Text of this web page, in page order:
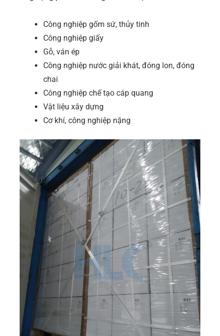
Công nghiệp gốm sứ, thủy tinh
Công nghiệp giấy
Gỗ, ván ép
Công nghiệp nước giải khát, đóng lon, đóng
chai
Công nghiệp chế tạo cáp quang
Vật liệu xây dựng
Cơ khí, công nghiệp nặng